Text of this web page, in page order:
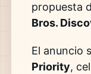
propuesta
Bros.
El anuncio
Priority,